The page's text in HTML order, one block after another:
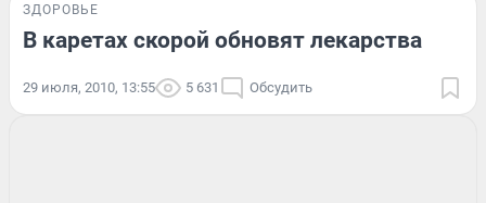
ЗДОРОВЬЕ
В каретах скорой обновят лекарства
29 июля, 2010, 13:55 5 631 Обсудить